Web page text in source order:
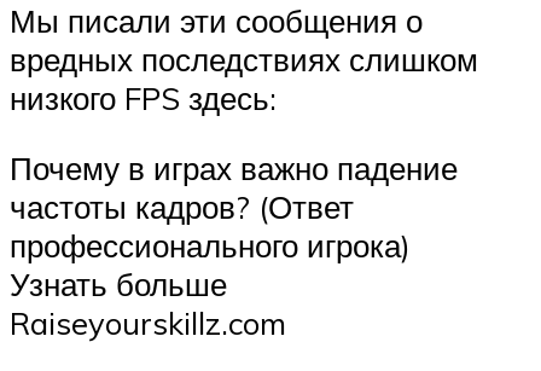
Мы писали эти сообщения о
вредных последствиях слишком
низкого FPS здесь:
Почему в играх важно падение
частоты кадров? (Ответ
профессионального игрока)
Узнать больше
Raiseyourskillz.com